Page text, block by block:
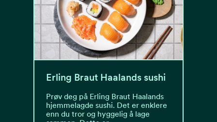
Erling Braut Haalands sushi
Prøv deg på Erling Braut Haalands
hjemmelagde sushi. Det er enklere
enn du tror og hyggelig å lage